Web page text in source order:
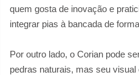
quem gosta de inovação e
integrar pias à bancada de
Por outro lado, o Corian pode
pedras naturais, mas seu